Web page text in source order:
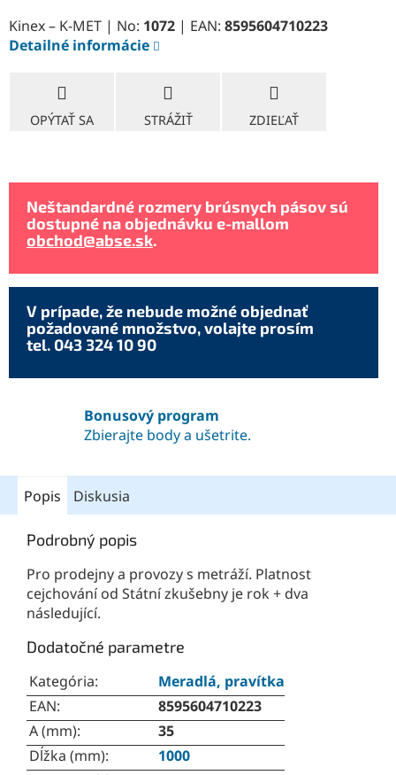
Kinex – K-MET | No: 1072 | EAN: 8595604710223
Detailné informácie
OPÝTAŤ SA STRÁŽIŤ ZDIEĽAŤ
Neštandardné rozmery brúsnych pásov sú
dostupné na objednávku e-mallom
obchod@abse.sk.
V prípade, že nebude možné objednať
požadované množstvo, volajte prosím
tel. 043 324 10 90
Bonusový program
Zbierajte body a ušetrite.
Popis Diskusia
Podrobný popis
Pro prodejny a provozy s metráží. Platnost
cejchování od Státní zkušebny je rok + dva
následující.
Dodatočné parametre
Kategória:
Meradlá, pravítka
EAN:
8595604710223
A (mm):
35
Dĺžka (mm):
1000